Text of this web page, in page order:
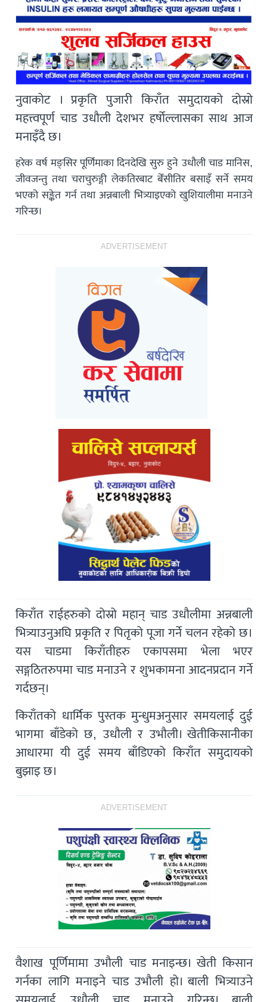
नुवाकोट । प्रकृति पुजारी किराँत समुदायको दोस्रो
महत्त्वपूर्ण चाड उधौली देशभर हर्षोल्लासका साथ आज
मनाइँदै छ।
हरेक वर्ष मङ्सिर पूर्णिमाका दिनदेखि सुरु हुने उधौली चाड मानिस,
जीवजन्तु तथा चराचुरुङ्गी लेकतिरबाट बेँसीतिर बसाइँ सर्ने समय
भएको सङ्केत गर्न तथा अन्नबाली भित्र्याइएको खुशियालीमा मनाउने
गरिन्छ।
ADVERTISEMENT
किराँत राईहरुको दोस्रो महान् चाड उधौलीमा अन्नबाली
भित्र्याउनुअघि प्रकृति र पितृको पूजा गर्ने चलन रहेको छ।
यस चाडमा किराँतीहरु एकापसमा भेला भएर
सङ्गठितरुपमा चाड मनाउने र शुभकामना आदनप्रदान गर्ने
गर्दछन्।
किराँतको धार्मिक पुस्तक मुन्धुमअनुसार समयलाई दुई
भागमा बाँडेको छ, उधौली र उभौली। खेतीकिसानीका
आधारमा यी दुई समय बाँडिएको किराँत समुदायको
बुझाइ छ।
ADVERTISEMENT
वैशाख पूर्णिमामा उभौली चाड मनाइन्छ। खेती किसान
गर्नका लागि मनाइने चाड उभौली हो। बाली भित्र्याउने